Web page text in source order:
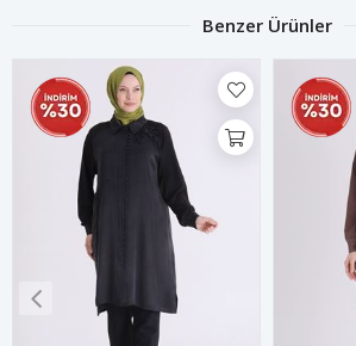
Benzer Ürünler